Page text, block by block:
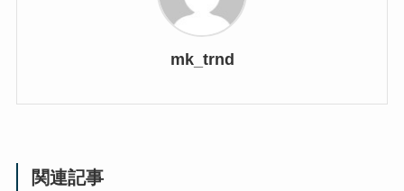
mk_trnd
関連記事